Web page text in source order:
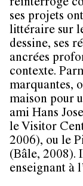
réinterroge
ses projets
littéraire sur
dessine, ses
ancrées
contexte.
marquantes,
maison pour
ami Hans
le Visitor
2006), ou le
(Bâle, 2008).
enseignant à